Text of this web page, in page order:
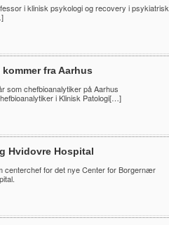
i klinisk psykologi og recovery i psykiatrisk
fra Aarhus
som chefbioanalytiker på Aarhus
i Klinisk Patologi[…]
Hvidovre Hospital
centerchef for det nye Center for Borgernær